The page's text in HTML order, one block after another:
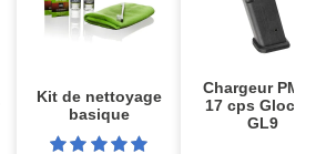
Kit de nettoyage
basique
Chargeur
17 cps
GL9